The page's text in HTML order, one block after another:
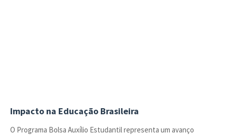
Impacto na Educação Brasileira
O Programa Bolsa Auxílio Estudantil representa um avanço